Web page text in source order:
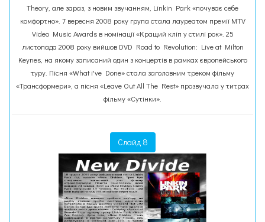
Theory, але зараз, з новим звучанням, Linkin Park «почуває себе
комфортно». 7 вересня 2008 року група стала лауреатом премії MTV
Video Music Awards в номінації «Кращий кліп у стилі рок». 25
листопада 2008 року вийшов DVD Road to Revolution: Live at Milton
Keynes, на якому записаний один з концертів в рамках європейського
туру. Пісня «What i've Done» стала заголовним треком фільму
«Трансформери», а пісня «Leave Out All The Rest» прозвучала у титрах
фільму «Сутінки».
Слайд 8